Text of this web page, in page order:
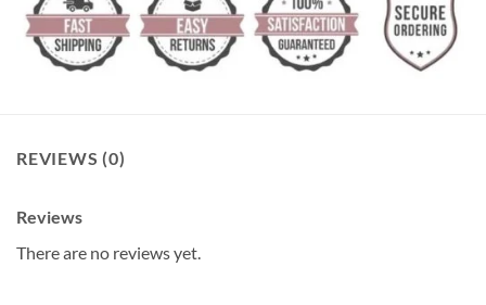
REVIEWS (0)
Reviews
There are no reviews yet.